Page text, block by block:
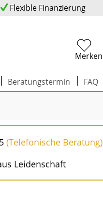
Flexible Finanzierung
Merken
Beratungstermin FAQ
(Telefonische Beratung)
Leidenschaft